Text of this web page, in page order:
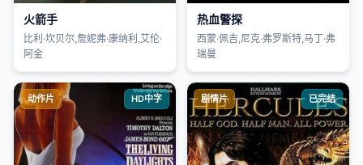
火箭手
比利·坎贝尔,詹妮弗·康纳利,艾伦·
阿金
热血警探
西蒙·佩吉,尼克·弗罗斯特,马丁·弗
瑞曼
动作片 HD中字 剧情片 已完结